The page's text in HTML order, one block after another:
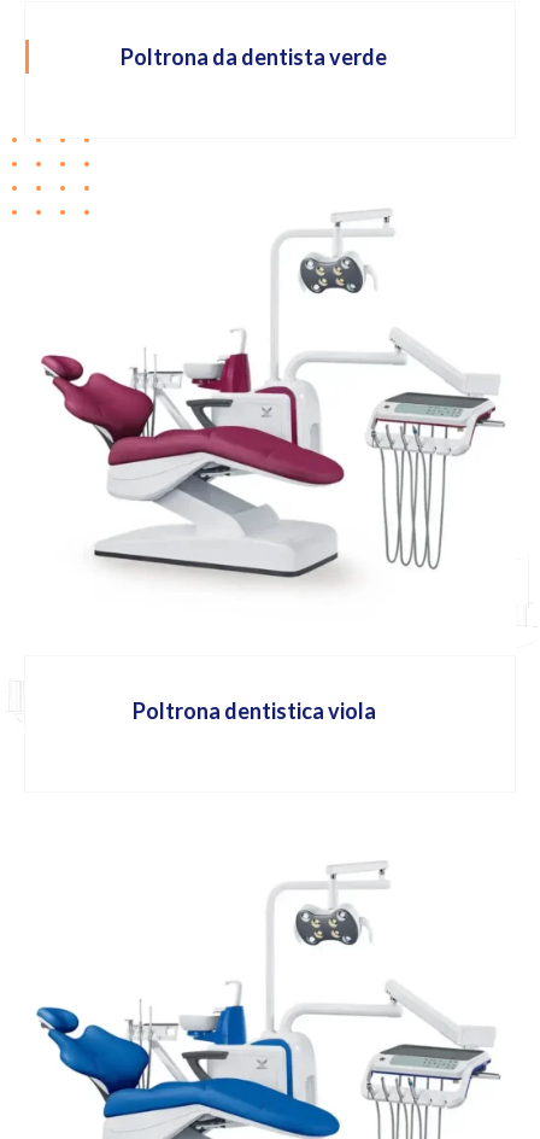
Poltrona da dentista verde
Poltrona dentistica viola